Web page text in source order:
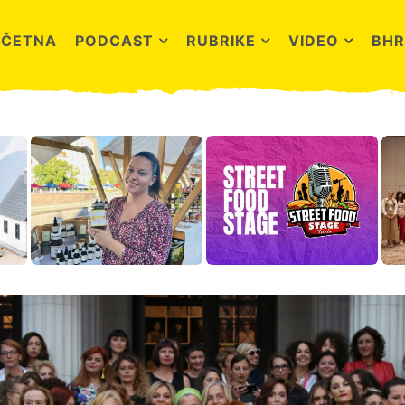
PODCAST RUBRIKE VIDEO